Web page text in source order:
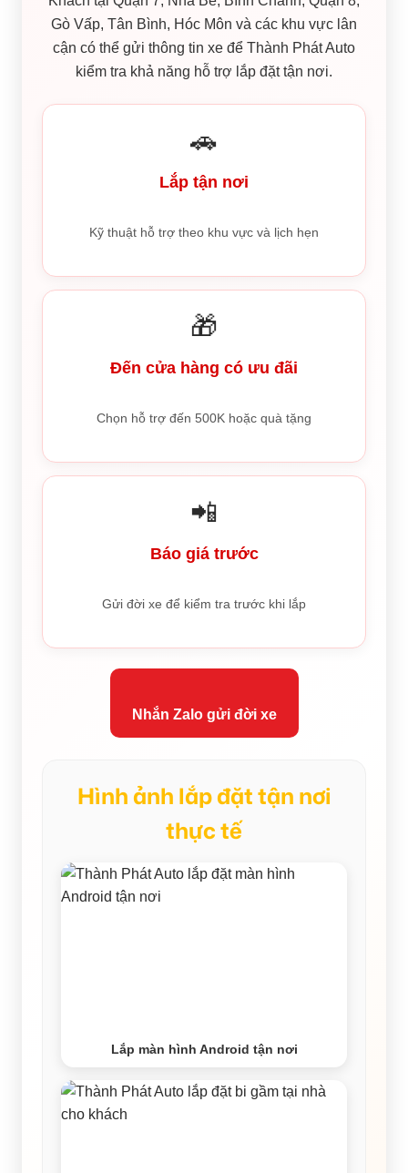
Gò Vấp, Tân Bình, Hóc Môn và các khu vực lân
cận có thể gửi thông tin xe để Thành Phát Auto
kiểm tra khả năng hỗ trợ lắp đặt tận nơi.
🚗
Lắp tận nơi
Kỹ thuật hỗ trợ theo khu vực và lịch hẹn
🎁
Đến cửa hàng có ưu đãi
Chọn hỗ trợ đến 500K hoặc quà tặng
📲
Báo giá trước
Gửi đời xe để kiểm tra trước khi lắp
Nhắn Zalo gửi đời xe
Hình ảnh lắp đặt tận nơi
thực tế
Lắp màn hình Android tận nơi